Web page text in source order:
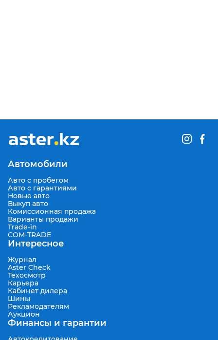
Автомобили
Авто с пробегом
Авто с гарантиями
Новые авто
Выкуп авто
Комиссионная продажа
Варианты продажи
Trade-in
COM-TRADE
Интересное
Журнал
Aster Check
Техосмотр
Карьера
Кабинет дилера
Шины
Рекламодателям
Аукцион
Финансы и гарантии